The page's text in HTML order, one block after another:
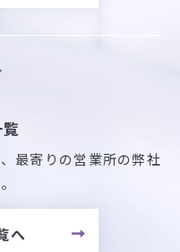
最寄りの営業所の弊社
へ